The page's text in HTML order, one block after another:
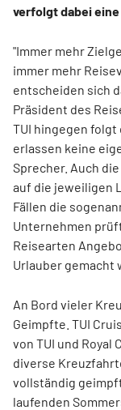
verfolgt dabei
"Immer mehr
immer mehr
entscheiden sich
Präsident des
TUI hingegen folgt
erlassen keine
Sprecher. Auch
auf die jeweiligen
Fällen die
Unternehmen
Reisearten
Urlauber gemacht
An Bord vieler
Geimpfte. TUI
von TUI und
diverse
vollständig
laufenden